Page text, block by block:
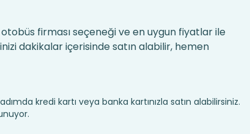
firması seçeneği ve en uygun fiyatlar ile
dakikalar içerisinde satın alabilir, hemen
kredi kartı veya banka kartınızla satın alabilirsiniz.